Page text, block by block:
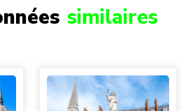
similaires